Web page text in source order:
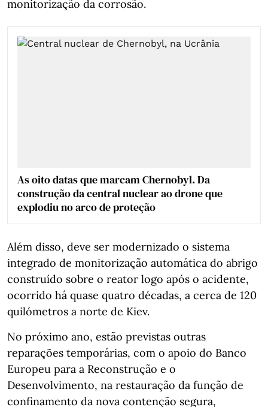
monitorização da corrosão.
As oito datas que marcam Chernobyl. Da
construção da central nuclear ao drone que
explodiu no arco de proteção
Além disso, deve ser modernizado o sistema
integrado de monitorização automática do abrigo
construído sobre o reator logo após o acidente,
ocorrido há quase quatro décadas, a cerca de 120
quilómetros a norte de Kiev.
No próximo ano, estão previstas outras
reparações temporárias, com o apoio do Banco
Europeu para a Reconstrução e o
Desenvolvimento, na restauração da função de
confinamento da nova contenção segura,